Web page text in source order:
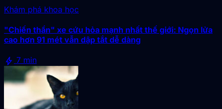
Khám phá khoa học
"Chiến thần" xe cứu hỏa mạnh nhất thế giới: Ngọn lửa
cao hơn 91 mét vẫn dập tắt dễ dàng
bolt 7 min